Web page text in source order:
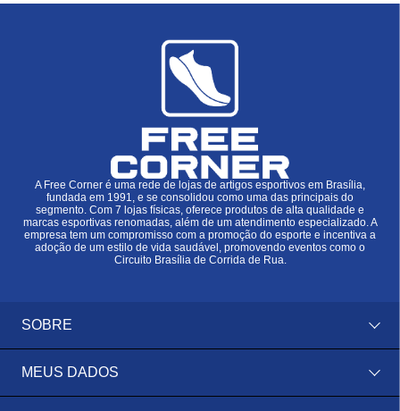
A Free Corner é uma rede de lojas de artigos esportivos em Brasília,
fundada em 1991, e se consolidou como uma das principais do
segmento. Com 7 lojas físicas, oferece produtos de alta qualidade e
marcas esportivas renomadas, além de um atendimento especializado. A
empresa tem um compromisso com a promoção do esporte e incentiva a
adoção de um estilo de vida saudável, promovendo eventos como o
Circuito Brasília de Corrida de Rua.
SOBRE
MEUS DADOS